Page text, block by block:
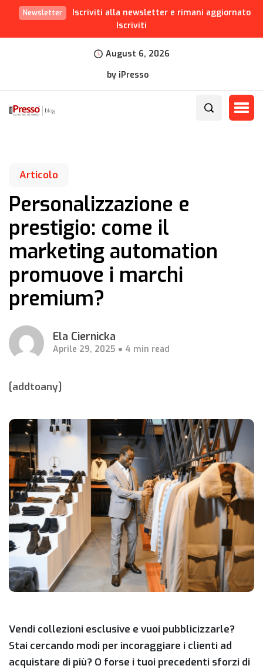
Newsletter
Iscriviti alla newsletter e rimani aggiornato
Iscriviti
August 6, 2026
by iPresso
Articolo
Personalizzazione e
prestigio: come il
marketing automation
promuove i marchi
premium?
Ela Ciernicka
Aprile 29, 2025 4 min read
[addtoany]
Vendi collezioni esclusive e vuoi pubblicizzarle?
Stai cercando modi per incoraggiare i clienti ad
acquistare di più? O forse i tuoi precedenti sforzi di